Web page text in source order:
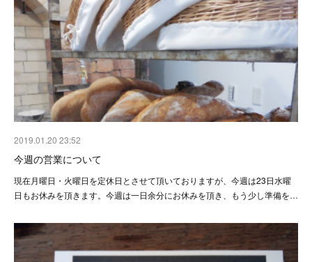
2019.01.20 23:52
今週の営業について
現在月曜日・火曜日を定休日とさせて頂いておりますが、今週は23日水曜
日もお休みを頂きます。今週は一日余分にお休みを頂き、もう少し準備を…